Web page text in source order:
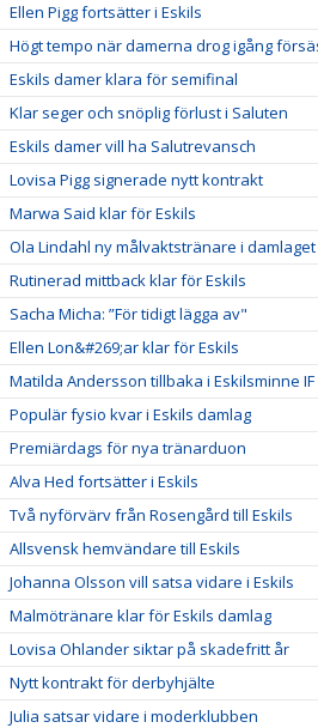
Ellen Pigg fortsätter i Eskils
Högt tempo när damerna drog igång
Eskils damer klara för semifinal
Klar seger och snöplig förlust i Saluten
Eskils damer vill ha Salutrevansch
Lovisa Pigg signerade nytt kontrakt
Marwa Said klar för Eskils
Ola Lindahl ny målvaktstränare i damlaget
Rutinerad mittback klar för Eskils
Sacha Micha: ”För tidigt lägga av"
Ellen Lon&#269;ar klar för Eskils
Matilda Andersson tillbaka i Eskilsminne IF
Populär fysio kvar i Eskils damlag
Premiärdags för nya tränarduon
Alva Hed fortsätter i Eskils
Två nyförvärv från Rosengård till Eskils
Allsvensk hemvändare till Eskils
Johanna Olsson vill satsa vidare i Eskils
Malmötränare klar för Eskils damlag
Lovisa Ohlander siktar på skadefritt år
Nytt kontrakt för derbyhjälte
Julia satsar vidare i moderklubben